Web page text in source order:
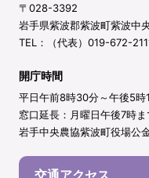
〒028-3392
岩手県紫波郡紫波町紫波中
TEL：（代表）019-672-
開庁時間
平日午前8時30分～午後5時
窓口延長：月曜日午後7時ま
岩手中央農協紫波町役場公
交通アクセス